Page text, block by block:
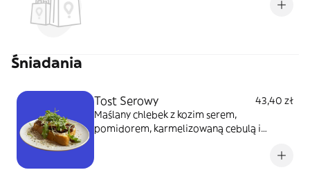
Śniadania
Tost Serowy
43,40 zł
Maślany chlebek z kozim serem,
pomidorem, karmelizowaną cebulą i